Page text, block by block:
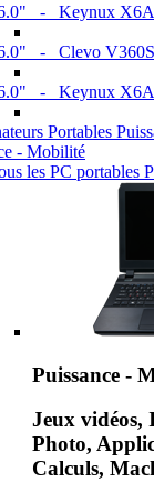
- Keynux
- Clevo
- Keynux
- Mobilité
les PC portables
Puissance -
Jeux vidéos,
Photo,
Calculs,